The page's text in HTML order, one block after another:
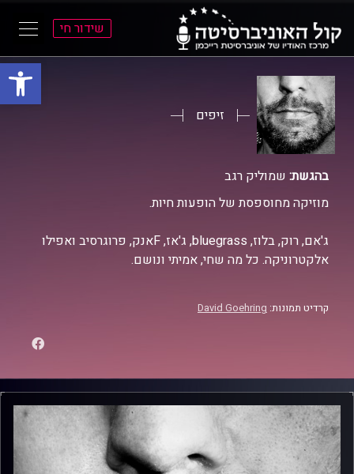
פתח
התפריט
הראשי
התוכן
הראשי
שידור חי
זיפים
בהגשת: שמוליק רגב
מוזיקה מחוספסת של הופעות חיות.
ג'אם, רוק, בלוז, bluegrass, ג'אז, Fאנק, פרוגרסיב ואפילו
אלקטרוניקה. כל מה שחי, אמיתי ונושם.
קרדיט תמונות: David Goehring